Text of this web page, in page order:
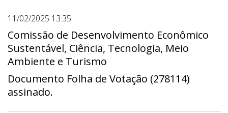
11/02/2025 13:35
Comissão de Desenvolvimento Econômico
Sustentável, Ciência, Tecnologia, Meio
Ambiente e Turismo
Documento Folha de Votação (278114)
assinado.